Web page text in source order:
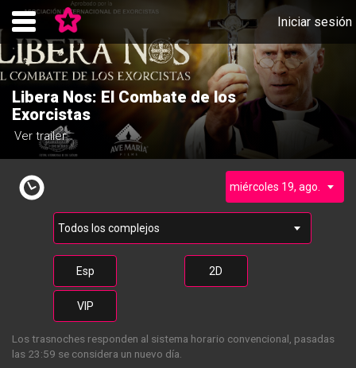
Iniciar sesión
Libera Nos: El Combate de los
Exorcistas
Ver trailer
Esp 2D
VIP
Los trasnoches responden al sistema horario convencional, pasadas
las 23:59 se considera un nuevo día.